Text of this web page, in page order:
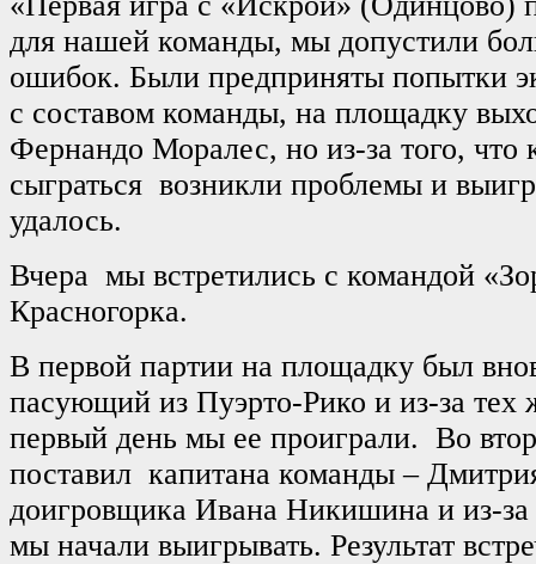
для нашей команды, мы допустили
ошибок. Были предприняты попытки
с составом команды, на площадку
Фернандо Моралес, но из-за того, что
сыграться возникли проблемы и
удалось.
Вчера мы встретились с командой
Красногорка.
В первой партии на площадку был
пасующий из Пуэрто-Рико и из-за тех
первый день мы ее проиграли. Во
поставил капитана команды –
доигровщика Ивана Никишина и из-
мы начали выигрывать. Результат